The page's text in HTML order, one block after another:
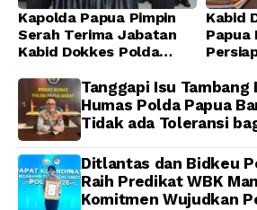
Kapolda Papua Pimpin
Serah Terima Jabatan
Kabid Dokkes Polda
Kabid
Papua
Papua
Tanggapi Isu Tambang
Humas Polda Papua
Tidak ada Toleransi
Ditlantas dan Bidkeu
Raih Predikat WBK
Komitmen Wujudkan